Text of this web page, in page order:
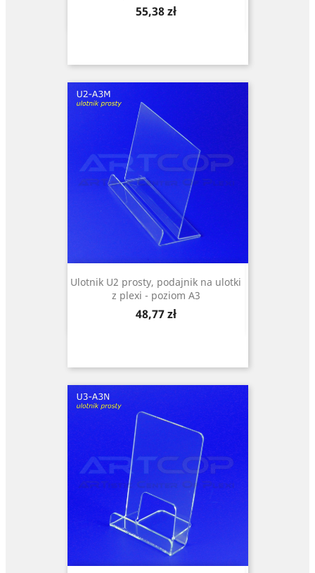
Cena
55,38 zł
Ulotnik U2 prosty, podajnik na ulotki
z plexi - poziom A3
Cena
48,77 zł